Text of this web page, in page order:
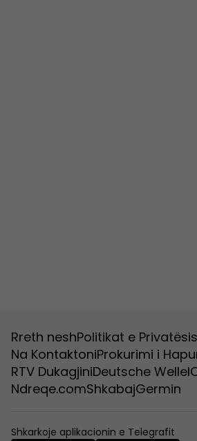
Rreth neshPolitikat e
Na KontaktoniProkurimi i
RTV DukagjiniDeutsche Welle
Ndreqe.comShkabajGermin
Shkarkoje aplikacionin e Telegrafit